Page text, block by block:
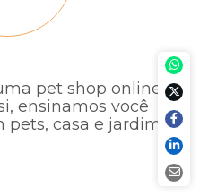
pet shop online:
ensinamos você
casa e jardim.